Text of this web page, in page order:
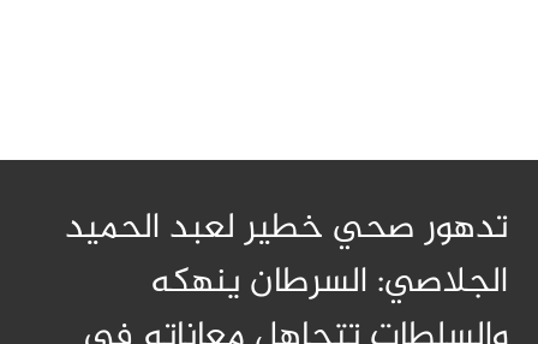
تدهور صحي خطير لعبد الحميد
الجلاصي: السرطان ينهكه